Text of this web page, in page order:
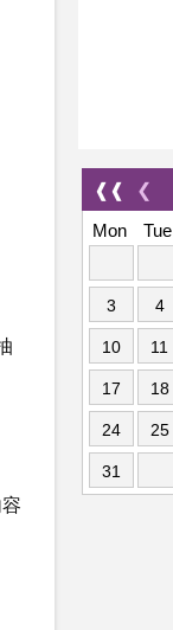
❰❰ ❮
Mon
Tue
3 4
10 11
17 18
24 25
31